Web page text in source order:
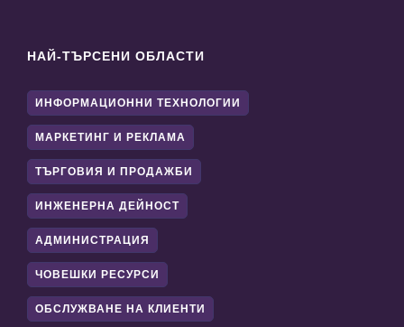
НАЙ-ТЪРСЕНИ ОБЛАСТИ
ИНФОРМАЦИОННИ ТЕХНОЛОГИИ
МАРКЕТИНГ И РЕКЛАМА
ТЪРГОВИЯ И ПРОДАЖБИ
ИНЖЕНЕРНА ДЕЙНОСТ
АДМИНИСТРАЦИЯ
ЧОВЕШКИ РЕСУРСИ
ОБСЛУЖВАНЕ НА КЛИЕНТИ